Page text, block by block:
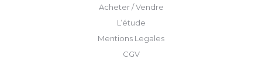
Acheter / Vendre
L’étude
Mentions Legales
CGV